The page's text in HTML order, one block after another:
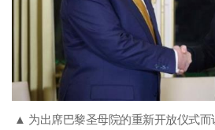
▲ 为出席巴黎圣母院的重新开放仪式